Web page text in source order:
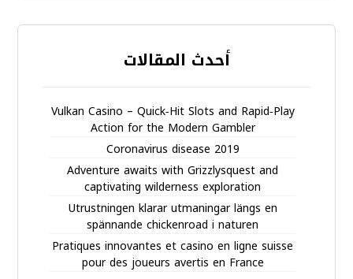
أحدث المقالات
Vulkan Casino – Quick‑Hit Slots and Rapid‑Play
Action for the Modern Gambler
Coronavirus disease 2019
Adventure awaits with Grizzlysquest and
captivating wilderness exploration
Utrustningen klarar utmaningar längs en
spännande chickenroad i naturen
Pratiques innovantes et casino en ligne suisse
pour des joueurs avertis en France